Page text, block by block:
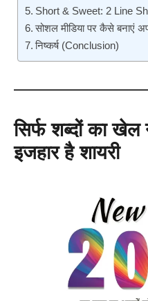
Short & Sweet: 2 Line
सोशल मीडिया पर कैसे बनाएं
निष्कर्ष (Conclusion)
सिर्फ शब्दों का खेल
इजहार है शायरी